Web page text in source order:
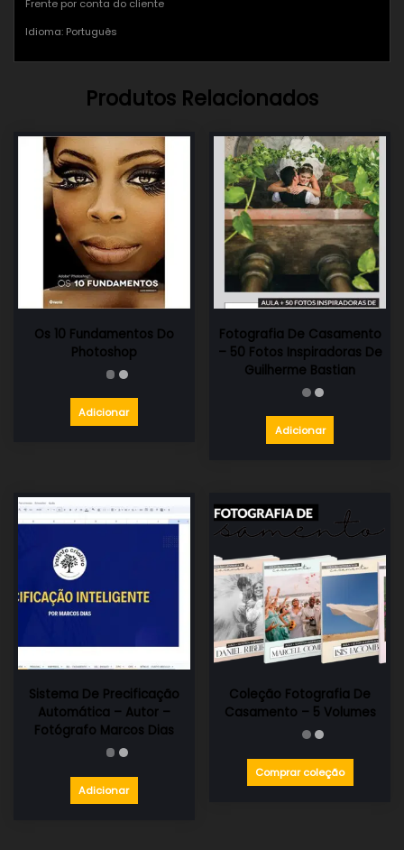
Frente por conta do cliente
Idioma: Português
Produtos Relacionados
Os 10 Fundamentos Do
Photoshop
Adicionar
Fotografia De Casamento
– 50 Fotos Inspiradoras De
Guilherme Bastian
Adicionar
Sistema De Precificação
Automática – Autor –
Fotógrafo Marcos Dias
Adicionar
Coleção Fotografia De
Casamento – 5 Volumes
Comprar coleção